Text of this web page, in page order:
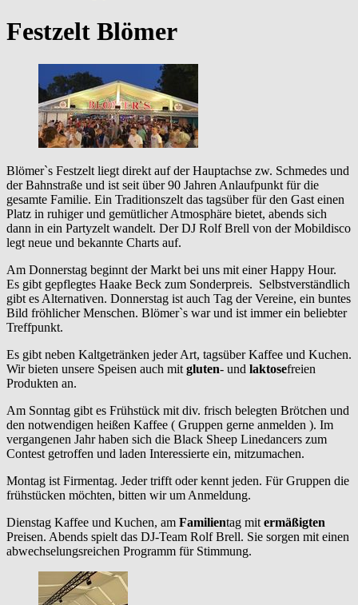
Festzelt Blömer
Blömer`s Festzelt liegt direkt auf der Hauptachse zw. Schmedes und
der Bahnstraße und ist seit über 90 Jahren Anlaufpunkt für die
gesamte Familie. Ein Traditionszelt das tagsüber für den Gast einen
Platz in ruhiger und gemütlicher Atmosphäre bietet, abends sich
dann in ein Partyzelt wandelt. Der DJ Rolf Brell von der Mobildisco
legt neue und bekannte Charts auf.
Am Donnerstag beginnt der Markt bei uns mit einer Happy Hour.
Es gibt gepflegtes Haake Beck zum Sonderpreis. Selbstverständlich
gibt es Alternativen. Donnerstag ist auch Tag der Vereine, ein buntes
Bild fröhlicher Menschen. Blömer`s war und ist immer ein beliebter
Treffpunkt.
Es gibt neben Kaltgetränken jeder Art, tagsüber Kaffee und Kuchen.
Wir bieten unsere Speisen auch mit gluten- und laktosefreien
Produkten an.
Am Sonntag gibt es Frühstück mit div. frisch belegten Brötchen und
den notwendigen heißen Kaffee ( Gruppen gerne anmelden ). Im
vergangenen Jahr haben sich die Black Sheep Linedancers zum
Contest getroffen und laden Interessierte ein, mitzumachen.
Montag ist Firmentag. Jeder trifft oder kennt jeden. Für Gruppen die
frühstücken möchten, bitten wir um Anmeldung.
Dienstag Kaffee und Kuchen, am Familientag mit ermäßigten
Preisen. Abends spielt das DJ-Team Rolf Brell. Sie sorgen mit einen
abwechselungsreichen Programm für Stimmung.